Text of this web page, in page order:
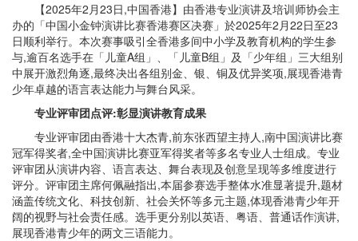
【2025年2月23日,中国香港】由香港专业演讲及培训师协会主
办的「中国小金钟演讲比赛香港赛区决赛」於2025年2月22日至23
日顺利举行。本次赛事吸引全香港多间中小学及教育机构的学生参
与,逾百名选手在「儿童A组」、「儿童B组」及「少年组」三大组别
中展开激烈角逐,最终决出各组别金、银、铜及优异奖项,展现香港青
少年卓越的语言表达能力与舞台风采。
专业评审团点评:彰显演讲教育成果
专业评审团由香港十大杰青,前东张西望主持人,南中国演讲比赛
冠军得奖者,全中国演讲比赛亚军得奖者等多名专业人士组成。专业
评审团从演讲内容、语言表达、舞台表现及创意呈现等多维度进行
评分。评审团主席何佩融指出,本届参赛选手整体水准显著提升,题材
涵盖传统文化、科技创新、社会关怀等多元主题,体现香港青少年开
阔的视野与社会责任感。选手更分别以英语、粤语、普通话作演讲,
展现香港青少年的两文三语能力。